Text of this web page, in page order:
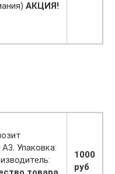
АКЦИЯ!
Упаковка:
1000
руб